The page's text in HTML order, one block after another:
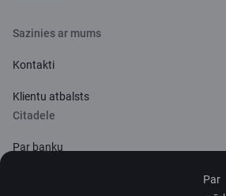
Par
Sazinies ar mums
Kontakti
Klientu atbalsts
Citadele
Par banku